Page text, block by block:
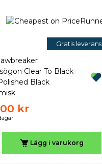
Gratis leverans
Clear To Black
Black
kr
Lägg i varukorg